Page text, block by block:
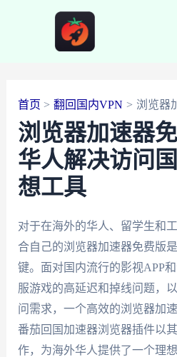
首页 翻回国内VPN 浏览器
浏览器加速器
华人解决访问
想工具
对于在海外的华人、留学生和
合自己的浏览器加速器免费版
键。面对国内流行的影视APP
服游戏的高延迟和掉线问题，
问需求，一个高效的浏览器加
番茄回国加速器浏览器插件以
作，为海外华人提供了一个理